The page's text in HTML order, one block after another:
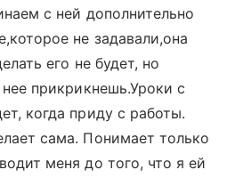
с ней дополнительно
не задавали,она
его не будет, но
прикрикнешь.Уроки с
когда приду с работы.
сама. Понимает только
меня до того, что я ей